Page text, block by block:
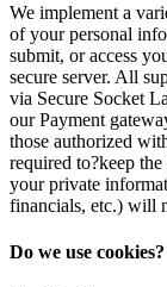
We implement a
of your personal
submit, or access
secure server. All
via Secure Socket
our Payment
those authorized
required to?keep
your private
financials, etc.) will
Do we use cookies?